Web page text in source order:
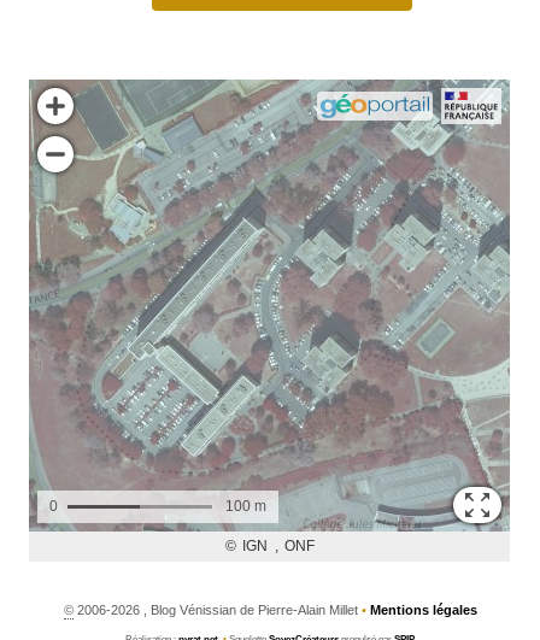
©2006-2026 , Blog Vénissian de Pierre-Alain Millet • Mentions légales